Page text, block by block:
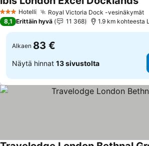
3 Tähtiluokitus
Hotelli Royal Victoria Dock -vesinäkymät
8,1 Erittäin hyvä 11 368 1.9 km kohteesta
Alkaen 83 €
Näytä hinnat 13 sivustolta